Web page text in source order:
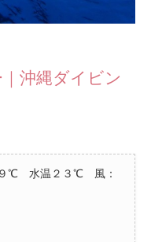
沖縄ダイビン
９℃ 水温２３℃ 風：